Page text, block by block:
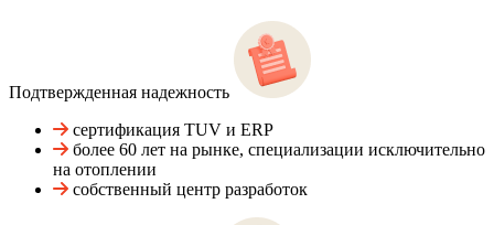
Подтвержденная надежность
сертификация TUV и ERP
более 60 лет на рынке, специализации исключительно
на отоплении
собственный центр разработок